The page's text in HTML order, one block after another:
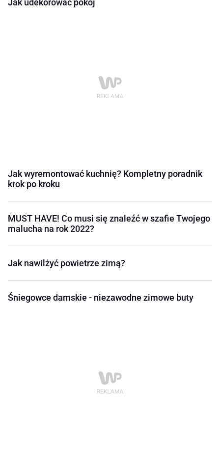
Jak udekorować pokój
Jak wyremontować kuchnię? Kompletny poradnik
krok po kroku
MUST HAVE! Co musi się znaleźć w szafie Twojego
malucha na rok 2022?
Jak nawilżyć powietrze zimą?
Śniegowce damskie - niezawodne zimowe buty